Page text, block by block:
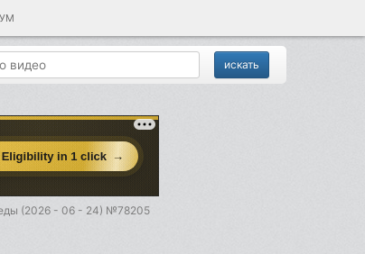
(2026 - 06 - 24) №78205